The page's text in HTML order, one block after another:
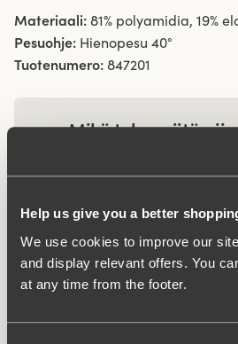
Help us give you a better
We use cookies to improve our
and display relevant offers. You
at any time from the footer.
Materiaali: 81% polyamidia, 19%
Pesuohje: Hienopesu 40°
Tuotenumero: 847201
Mikä tekee siitä
Keep Fresh